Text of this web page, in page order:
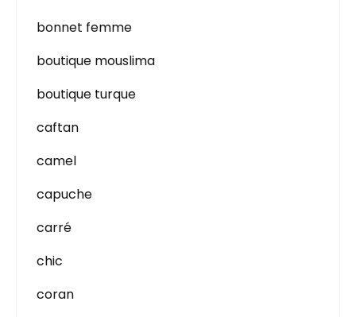
bonnet femme
boutique mouslima
boutique turque
caftan
camel
capuche
carré
chic
coran